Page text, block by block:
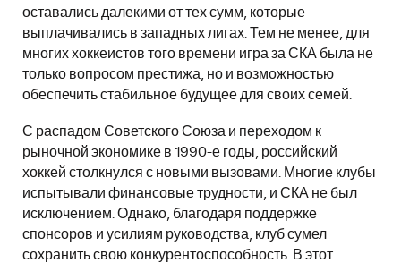
оставались далекими от тех сумм, которые
выплачивались в западных лигах. Тем не менее, для
многих хоккеистов того времени игра за СКА была не
только вопросом престижа, но и возможностью
обеспечить стабильное будущее для своих семей.
С распадом Советского Союза и переходом к
рыночной экономике в 1990-е годы, российский
хоккей столкнулся с новыми вызовами. Многие клубы
испытывали финансовые трудности, и СКА не был
исключением. Однако, благодаря поддержке
спонсоров и усилиям руководства, клуб сумел
сохранить свою конкурентоспособность. В этот